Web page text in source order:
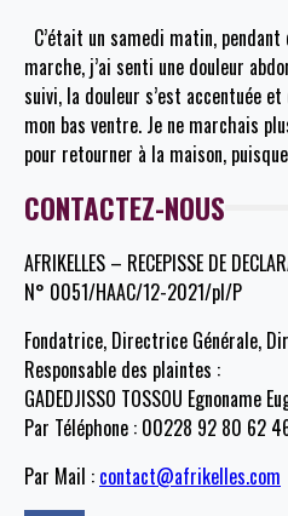
C’était un samedi matin,
marche, j’ai senti une douleur
suivi, la douleur s’est accentuée
mon bas ventre. Je ne marchais
pour retourner à la maison,
CONTACTEZ-NOUS
AFRIKELLES – RECEPISSE DE
N° 0051/HAAC/12-2021/pl/P
Fondatrice, Directrice Générale,
Responsable des plaintes :
GADEDJISSO TOSSOU Egnoname
Par Téléphone : 00228 92 80 62
Par Mail : contact@afrikelles.com